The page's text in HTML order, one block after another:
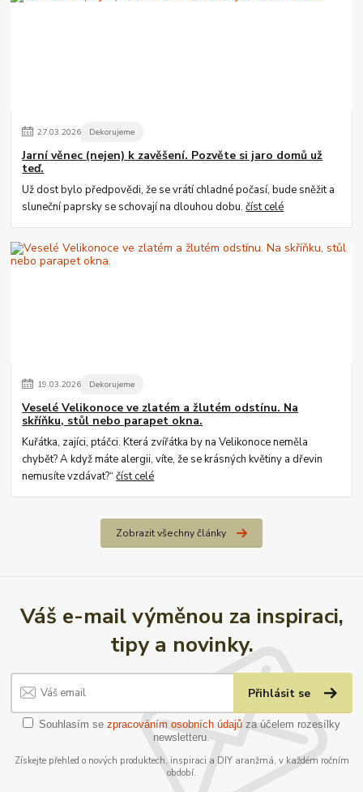
27.03.2026 Dekorujeme
Jarní věnec (nejen) k zavěšení. Pozvěte si jaro domů už
teď.
Už dost bylo předpovědi, že se vrátí chladné počasí, bude sněžit a
sluneční paprsky se schovají na dlouhou dobu.číst celé
19.03.2026 Dekorujeme
Veselé Velikonoce ve zlatém a žlutém odstínu. Na
skříňku, stůl nebo parapet okna.
Kuřátka, zajíci, ptáčci. Která zvířátka by na Velikonoce neměla
chybět? A když máte alergii, víte, že se krásných květiny a dřevin
nemusíte vzdávat?“číst celé
Zobrazit všechny články
Váš e-mail výměnou za inspiraci,
tipy a novinky.
Přihlásit se
Souhlasím se zpracováním osobních údajů za účelem rozesílky
newsletteru.
Získejte přehled o nových produktech, inspiraci a DIY aranžmá, v každém ročním
období.